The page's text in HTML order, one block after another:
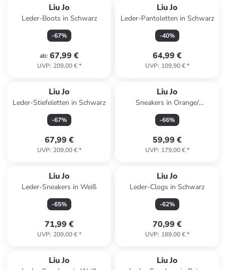
Liu Jo
Leder-Boots in Schwarz
-67%
ab: 67,99 €
UVP: 209,00 €*
Liu Jo
Leder-Pantoletten in Schwarz
-40%
64,99 €
UVP: 109,90 €*
Liu Jo
Leder-Stiefeletten in Schwarz
-67%
67,99 €
UVP: 209,00 €*
Liu Jo
Sneakers in Orange/
Hellbraun/ Lila
-66%
59,99 €
UVP: 179,00 €*
Liu Jo
Leder-Sneakers in Weiß
-65%
71,99 €
UVP: 209,00 €*
Liu Jo
Leder-Clogs in Schwarz
-62%
70,99 €
UVP: 189,00 €*
Liu Jo Liu Jo